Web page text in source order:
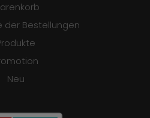
der Bestellungen
Neu